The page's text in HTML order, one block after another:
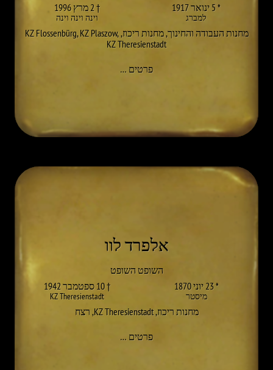
* 5 ינואר 1917
למברג
† 2 מרץ 1996
וינה וינה וינה
מחנות העבודה והחינוך,מחנות ריכוז,
KZ Flossenbürg,KZ Plaszow,
KZ Theresienstadt
פרטים …
אלפרד לוו
השופט השופט
* 23 יוני 1870
מיסטר
† 10 ספטמבר 1942
KZ Theresienstadt
מחנות ריכוז,
KZ Theresienstadt
,רצח
פרטים …